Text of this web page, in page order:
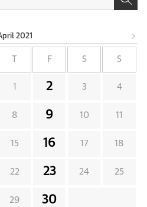
2021
F S S
1 2 3 4
8 9 10 11
15 16 17 18
22 23 24 25
29 30